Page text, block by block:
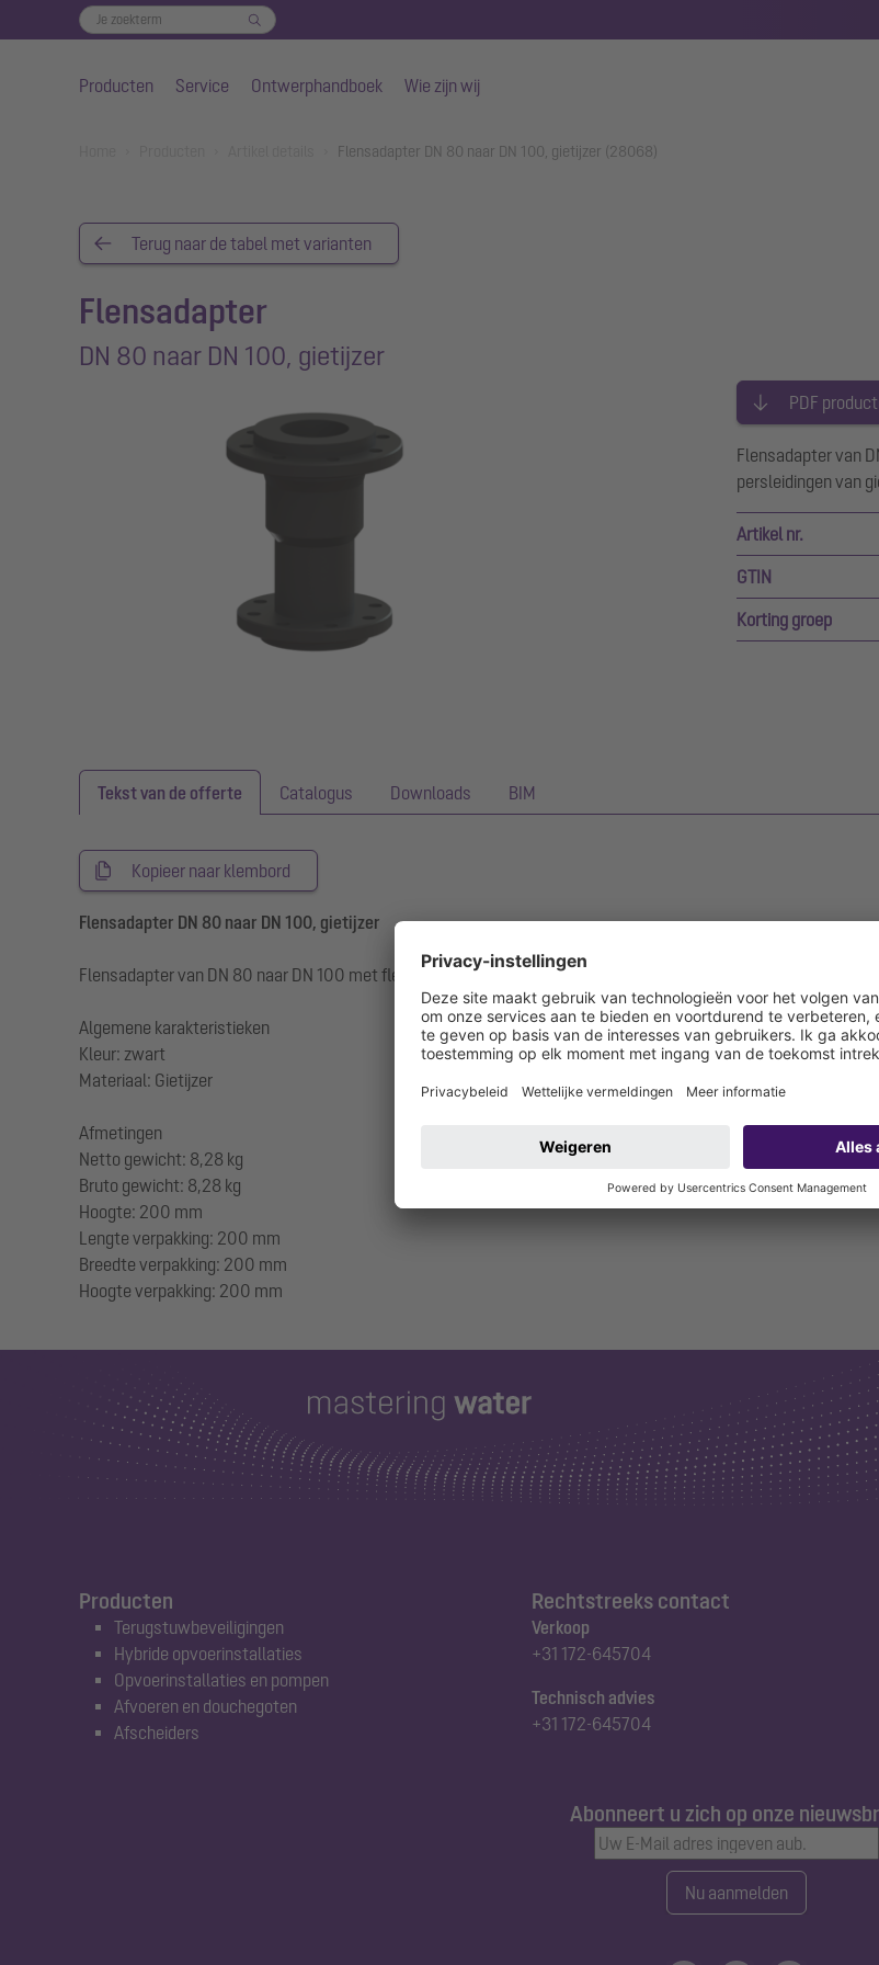
Producten Service Ontwerphandboek Wie zijn wij
Flensadapter DN 80 naar DN 100, gietijzer (28068)
Terug naar de tabel met varianten
Flensadapter
DN 80 naar DN 100, gietijzer
PDF
Flensadapter van
persleidingen van
Artikel nr.
GTIN
Korting groep
Tekst van de offerte Catalogus Downloads BIM
Kopieer naar klembord
Flensadapter DN 80 naar DN 100, gietijzer
Flensadapter van DN 80 naar DN 100 met flens conform DIN 2501, geschikt voor persleidingen van gietijzer
Algemene karakteristieken
Kleur: zwart
Materiaal: Gietijzer
Afmetingen
Netto gewicht: 8,28 kg
Bruto gewicht: 8,28 kg
Hoogte: 200 mm
Lengte verpakking: 200 mm
Breedte verpakking: 200 mm
Producten
Terugstuwbeveiligingen
Hybride opvoerinstallaties
Opvoerinstallaties en pompen
Afvoeren en douchegoten
Afscheiders
Rechtstreeks contact
Verkoop
+31 172-645704
Technisch advies
+31 172-645704
Abonneert u zich op onze
Nu aanmelden